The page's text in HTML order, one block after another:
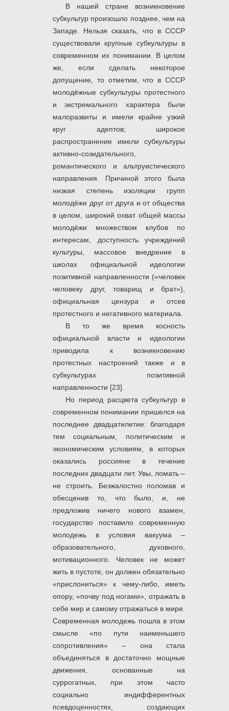
В нашей стране возникновение
субкультур произошло позднее, чем на
Западе. Нельзя сказать, что в СССР
существовали крупные субкультуры в
современном их понимании. В целом
же, если сделать некоторое
допущение, то отметим, что в СССР
молодёжные субкультуры протестного
и экстремального характера были
малоразвиты и имели крайне узкий
круг адептов; широкое
распространение имели субкультуры
активно-созидательного,
романтического и альтруистического
направления. Причиной этого была
низкая степень изоляции групп
молодёжи друг от друга и от общества
в целом, широкий охват общей массы
молодёжи множеством клубов по
интересам, доступность учреждений
культуры, массовое внедрение в
школах официальной идеологии
позитивной направленности («человек
человеку друг, товарищ и брат»),
официальная цензура и отсев
протестного и негативного материала.
В то же время косность
официальной власти и идеологии
приводила к возникновению
протестных настроений также и в
субкультурах позитивной
направленности [23].
Но период расцвета субкультур в
современном понимании пришелся на
последнее двадцатилетие: благодаря
тем социальным, политическим и
экономическим условиям, в которых
оказались россияне в течение
последних двадцати лет. Увы, ломать –
не строить. Безжалостно поломав и
обесценив то, что было, и, не
предложив ничего нового взамен,
государство поставило современную
молодежь в условия вакуума –
образовательного, духовного,
мотивационного. Человек не может
жить в пустоте, он должен обязательно
«прислониться» к чему-либо, иметь
опору, «почву под ногами», отражать в
себе мир и самому отражаться в мире.
Современная молодежь пошла в этом
смысле «по пути наименьшего
сопротивления» – она стала
объединяться в достаточно мощные
движения, основанные на
суррогатных, при этом часто
социально индифферентных
псевдоценностях, создающих